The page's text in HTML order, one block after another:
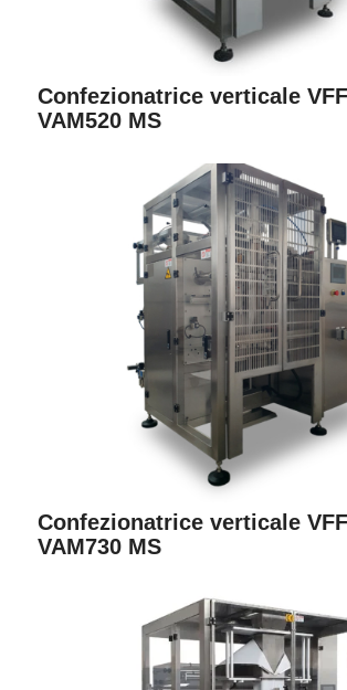
Confezionatrice verticale
VAM520 MS
Confezionatrice verticale
VAM730 MS